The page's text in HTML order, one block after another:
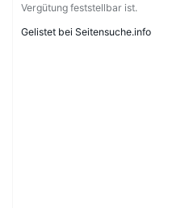
Vergütung feststellbar ist.
Gelistet bei Seitensuche.info